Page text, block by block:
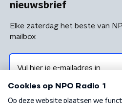
nieuwsbrief
Elke zaterdag het beste van
mailbox